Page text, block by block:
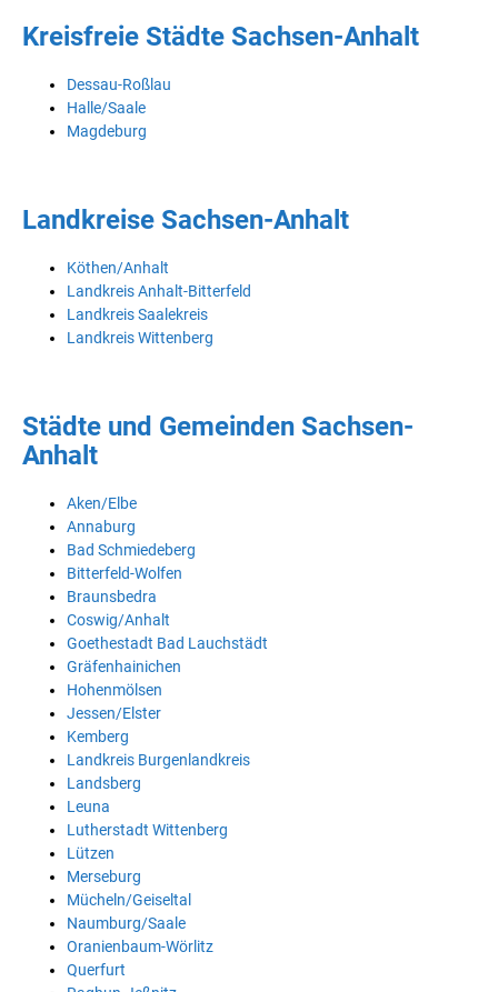
Kreisfreie Städte Sachsen-Anhalt
Dessau-Roßlau
Halle/Saale
Magdeburg
Landkreise Sachsen-Anhalt
Köthen/Anhalt
Landkreis Anhalt-Bitterfeld
Landkreis Saalekreis
Landkreis Wittenberg
Städte und Gemeinden Sachsen-
Anhalt
Aken/Elbe
Annaburg
Bad Schmiedeberg
Bitterfeld-Wolfen
Braunsbedra
Coswig/Anhalt
Goethestadt Bad Lauchstädt
Gräfenhainichen
Hohenmölsen
Jessen/Elster
Kemberg
Landkreis Burgenlandkreis
Landsberg
Leuna
Lutherstadt Wittenberg
Lützen
Merseburg
Mücheln/Geiseltal
Naumburg/Saale
Oranienbaum-Wörlitz
Querfurt